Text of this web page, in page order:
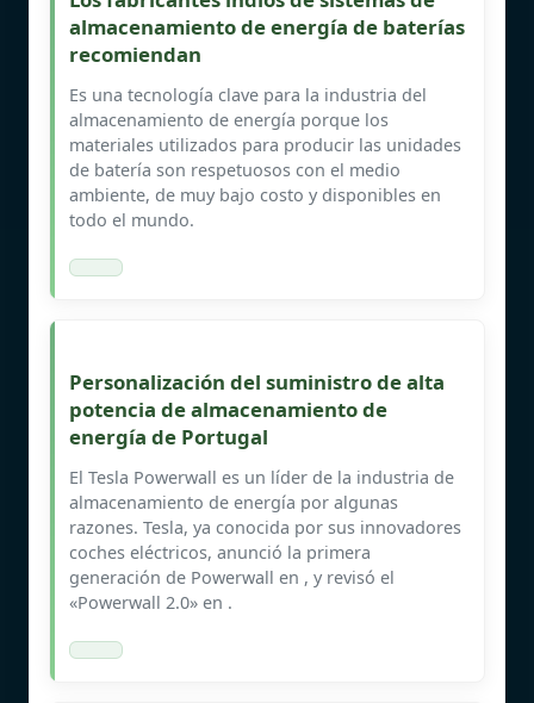
almacenamiento de energía de baterías
recomiendan
Es una tecnología clave para la industria del
almacenamiento de energía porque los
materiales utilizados para producir las unidades
de batería son respetuosos con el medio
ambiente, de muy bajo costo y disponibles en
todo el mundo.
Personalización del suministro de alta
potencia de almacenamiento de
energía de Portugal
El Tesla Powerwall es un líder de la industria de
almacenamiento de energía por algunas
razones. Tesla, ya conocida por sus innovadores
coches eléctricos, anunció la primera
generación de Powerwall en , y revisó el
«Powerwall 2.0» en .